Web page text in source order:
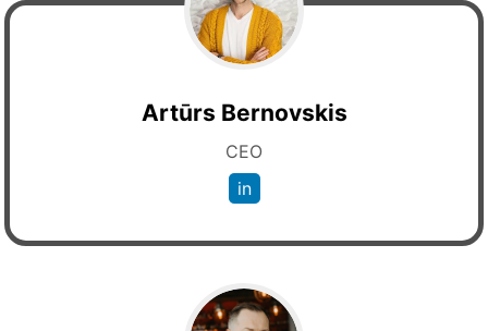
Artūrs Bernovskis
CEO
in